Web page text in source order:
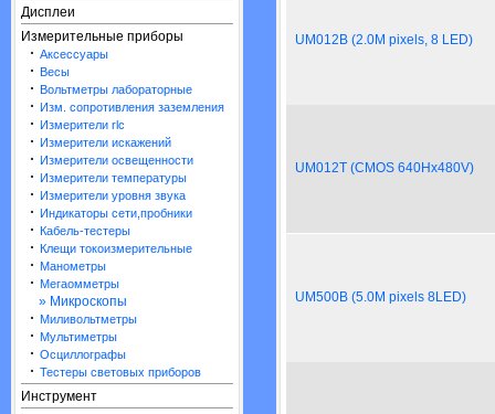
Дисплеи
Измерительные приборы
· Аксессуары
· Весы
· Вольтметры лабораторные
· Изм. сопротивления заземления
· Измерители rlc
· Измерители искажений
· Измерители освещенности
· Измерители температуры
· Измерители уровня звука
· Индикаторы сети,пробники
· Кабель-тестеры
· Клещи токоизмерительные
· Манометры
· Мегаомметры
» Микроскопы
· Миливольтметры
· Мультиметры
· Осциллографы
· Тестеры световых приборов
Инструмент
UM012B (2.0M pixels, 8 LED)
UM012T (CMOS 640Hx480V)
UM500B (5.0M pixels 8LED)